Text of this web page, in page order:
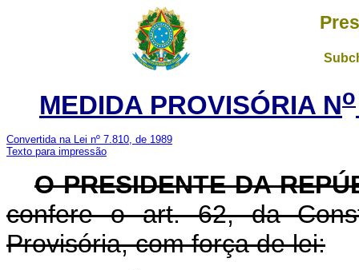
MEDIDA PROVISÓRIA No
Convertida na Lei nº 7.810, de 1989
Texto para impressão
O PRESIDENTE DA
confere o art. 62, da
Provisória, com força de lei: